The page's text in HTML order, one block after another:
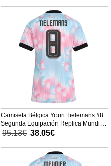
Camiseta Bélgica Youri Tielemans #8
Segunda Equipación Replica Mundial
2026 para mujer mangas cortas
95.13€ 38.05€